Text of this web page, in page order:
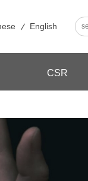
English
CSR